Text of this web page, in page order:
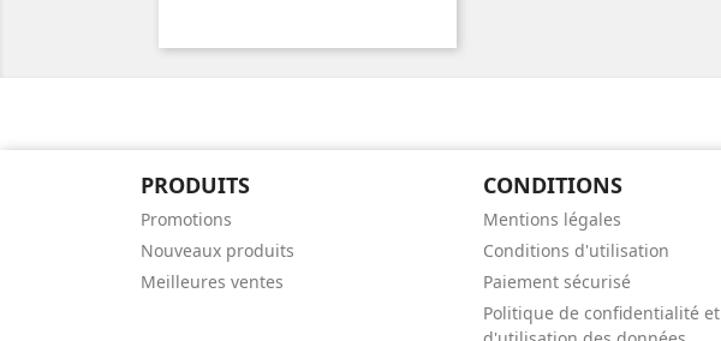
PRODUITS
Promotions
Nouveaux produits
Meilleures ventes
CONDITIONS
Mentions légales
Conditions d'utilisation
Paiement sécurisé
Politique de confidentialité et